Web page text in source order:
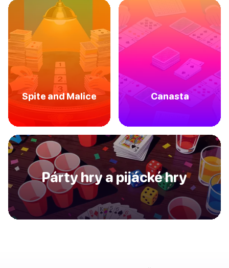
Spite and Malice Canasta
Párty hry a pijácké hry